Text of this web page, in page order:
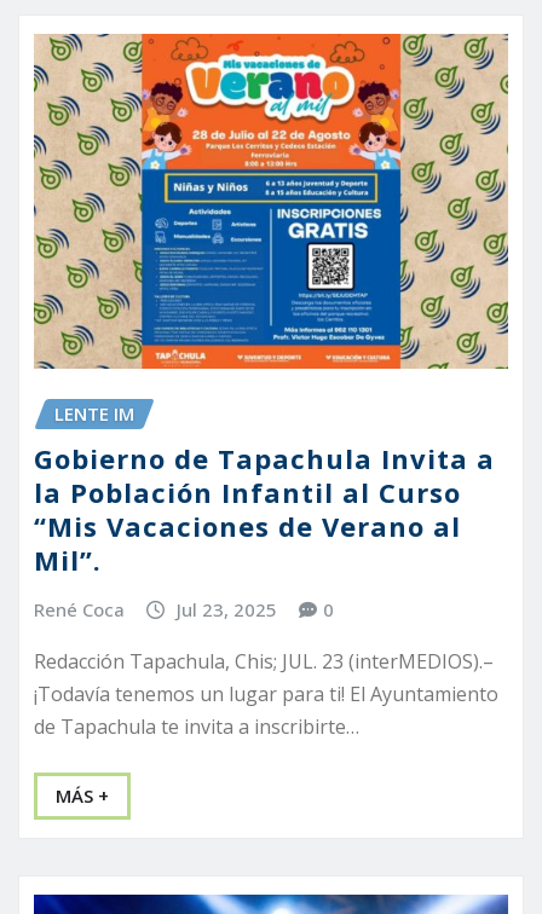
LENTE IM
Gobierno de Tapachula Invita a
la Población Infantil al Curso
“Mis Vacaciones de Verano al
Mil”.
René Coca Jul 23, 2025 0
Redacción Tapachula, Chis; JUL. 23 (interMEDIOS).–
¡Todavía tenemos un lugar para ti! El Ayuntamiento
de Tapachula te invita a inscribirte…
MÁS +